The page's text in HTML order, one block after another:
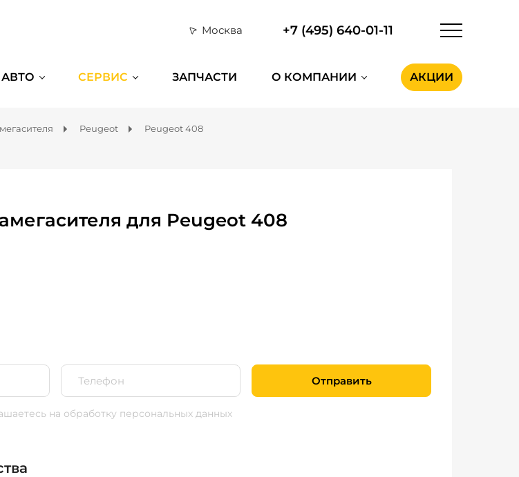
Москва +7 (495) 640-01-11
СЕРВИС ЗАПЧАСТИ О КОМПАНИИ АКЦИИ
Peugeot Peugeot 408
для Peugeot 408
Отправить
на обработку персональных данных